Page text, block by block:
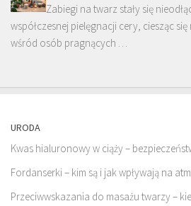
Zabiegi na twarz stały się
współczesnej pielęgnacji cery, ciesząc
wśród osób pragnących …
URODA
Kwas hialuronowy w ciąży –
Fordanserki – kim są i jak wpływają na
Przeciwwskazania do masażu twarzy –